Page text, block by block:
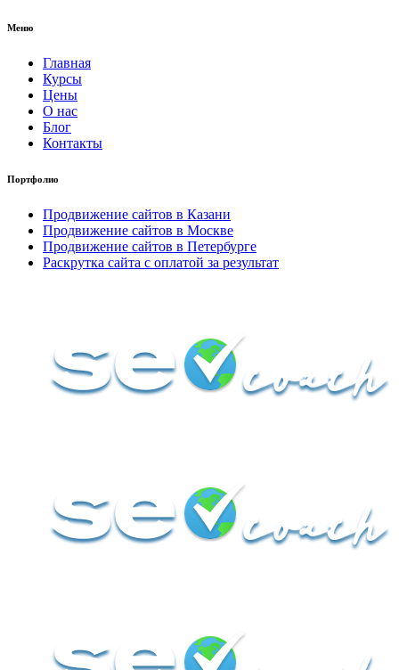
Меню
Главная
Курсы
Цены
О нас
Блог
Контакты
Портфолио
Продвижение сайтов в Казани
Продвижение сайтов в Москве
Продвижение сайтов в Петербурге
Раскрутка сайта с оплатой за результат